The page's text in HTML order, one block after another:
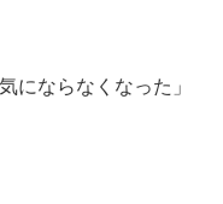
にならなくなった」